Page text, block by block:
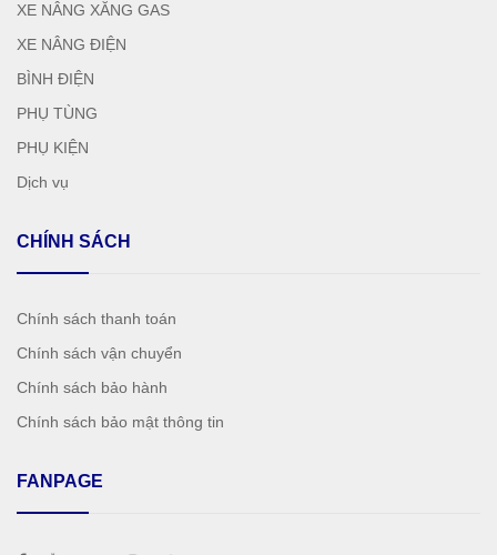
XE NÂNG XĂNG GAS
XE NÂNG ĐIỆN
BÌNH ĐIỆN
PHỤ TÙNG
PHỤ KIỆN
Dịch vụ
CHÍNH SÁCH
Chính sách thanh toán
Chính sách vận chuyển
Chính sách bảo hành
Chính sách bảo mật thông tin
FANPAGE